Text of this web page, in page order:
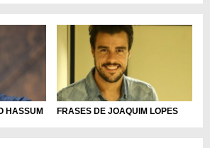
HASSUM FRASES DE JOAQUIM LOPES